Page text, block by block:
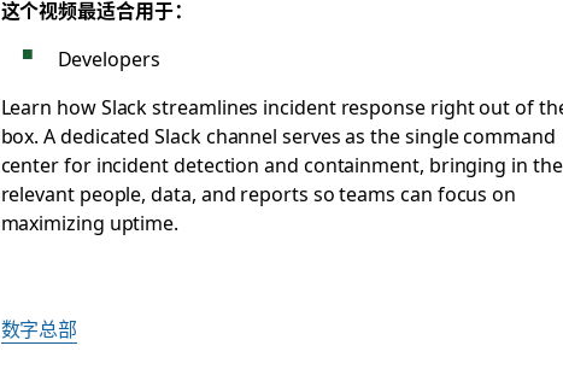
这个视频最适合用于：
Developers
Learn how Slack streamlines incident response right out of
box. A dedicated Slack channel serves as the single command
center for incident detection and containment, bringing in the
relevant people, data, and reports so teams can focus on
maximizing uptime.
数字总部